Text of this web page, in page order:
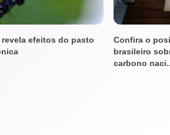
efeitos do pasto
Confira o
brasileiro
carbono